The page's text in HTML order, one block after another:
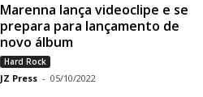
Marenna lança videoclipe e se
prepara para lançamento de
novo álbum
Hard Rock
JZ Press - 05/10/2022